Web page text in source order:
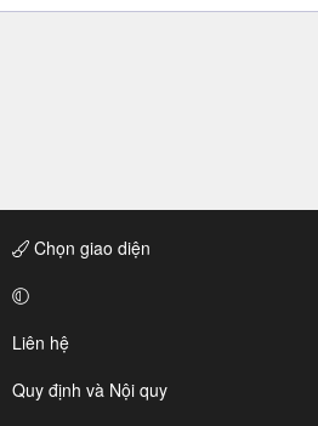
Chọn giao diện
Liên hệ
Quy định và Nội quy